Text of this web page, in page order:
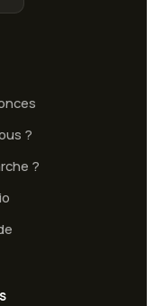
?
?